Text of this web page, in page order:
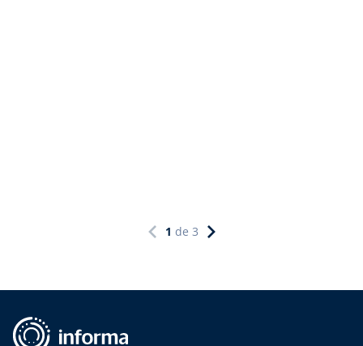
1 de 3